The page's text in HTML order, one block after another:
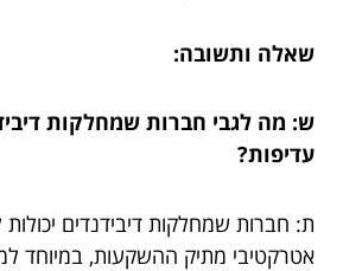
שאלה ותשובה:
ש: מה לגבי חברות שמחלקות
עדיפות?
ת: חברות שמחלקות דיבידנדים
אטרקטיבי מתיק ההשקעות, במיוחד